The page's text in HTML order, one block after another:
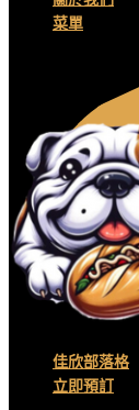
菜單
佳欣部落格
立即預訂